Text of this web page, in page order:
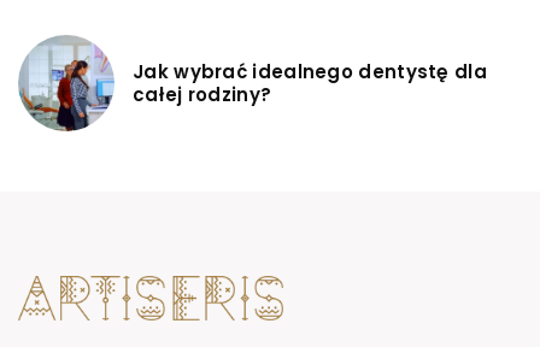
Jak wybrać idealnego dentystę dla
całej rodziny?